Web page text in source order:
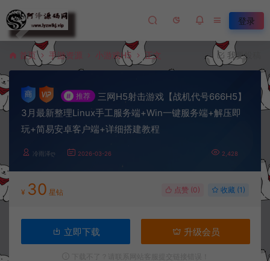
登录
首页 手游资源 小游戏H5 正文 我要投稿
# 推荐
三网H5射击游戏【战机代号666H5】
3月最新整理Linux手工服务端+Win一键服务端+解压即
玩+简易安卓客户端+详细搭建教程
冷雨泽ღ 2026-03-26 2,428
¥ 30 星钻 点赞 (0) 收藏 (1)
立即下载 升级会员